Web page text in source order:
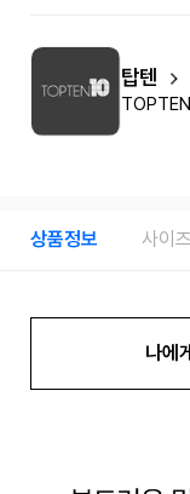
탑텐
상품정보 사이즈
나에